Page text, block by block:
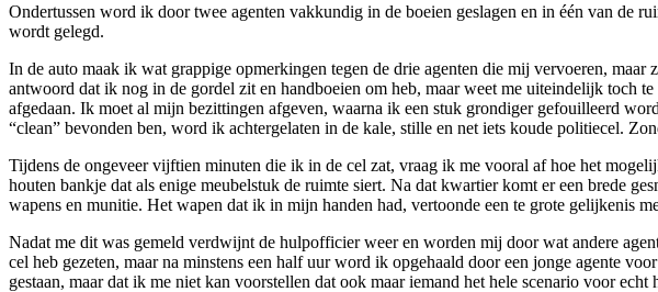
Ondertussen word ik door twee agenten vakkundig in de boeien geslagen en in één van de
wordt gelegd.
In de auto maak ik wat grappige opmerkingen tegen de drie agenten die mij vervoeren,
antwoord dat ik nog in de gordel zit en handboeien om heb, maar weet me uiteindelijk toch
afgedaan. Ik moet al mijn bezittingen afgeven, waarna ik een stuk grondiger gefouilleerd
“clean” bevonden ben, word ik achtergelaten in de kale, stille en net iets koude politiecel.
Tijdens de ongeveer vijftien minuten die ik in de cel zat, vraag ik me vooral af hoe het
houten bankje dat als enige meubelstuk de ruimte siert. Na dat kwartier komt er een brede
wapens en munitie. Het wapen dat ik in mijn handen had, vertoonde een te grote gelijkenis
Nadat me dit was gemeld verdwijnt de hulpofficier weer en worden mij door wat andere
cel heb gezeten, maar na minstens een half uur word ik opgehaald door een jonge agente
gestaan, maar dat ik me niet kan voorstellen dat ook maar iemand het hele scenario voor echt